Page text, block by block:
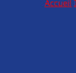
Accueil